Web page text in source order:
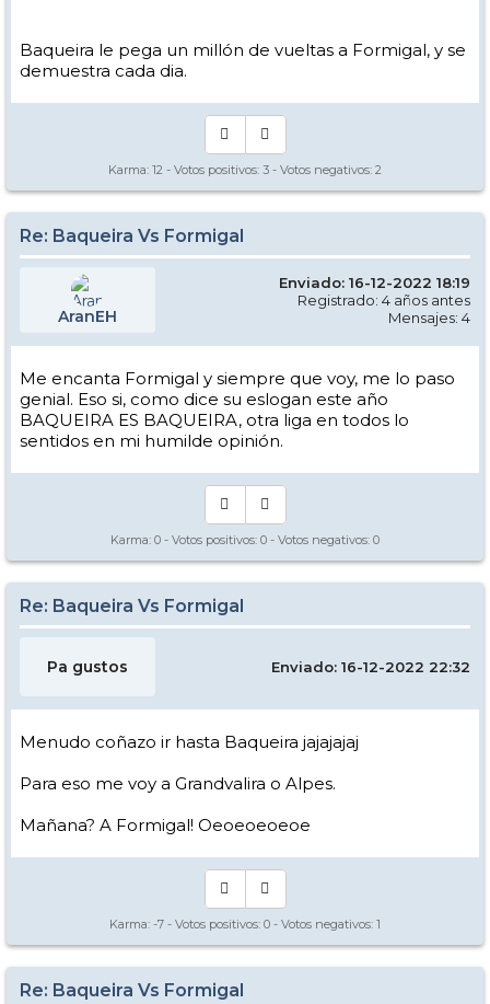
Baqueira le pega un millón de vueltas a Formigal, y se
demuestra cada dia.
Karma: 12 - Votos positivos: 3 - Votos negativos: 2
Re: Baqueira Vs Formigal
AranEH
Enviado: 16-12-2022 18:19
Registrado: 4 años antes
Mensajes: 4
Me encanta Formigal y siempre que voy, me lo paso
genial. Eso si, como dice su eslogan este año
BAQUEIRA ES BAQUEIRA, otra liga en todos lo
sentidos en mi humilde opinión.
Karma: 0 - Votos positivos: 0 - Votos negativos: 0
Re: Baqueira Vs Formigal
Pa gustos Enviado: 16-12-2022 22:32
Menudo coñazo ir hasta Baqueira jajajajaj
Para eso me voy a Grandvalira o Alpes.
Mañana? A Formigal! Oeoeoeoeoe
Karma: -7 - Votos positivos: 0 - Votos negativos: 1
Re: Baqueira Vs Formigal